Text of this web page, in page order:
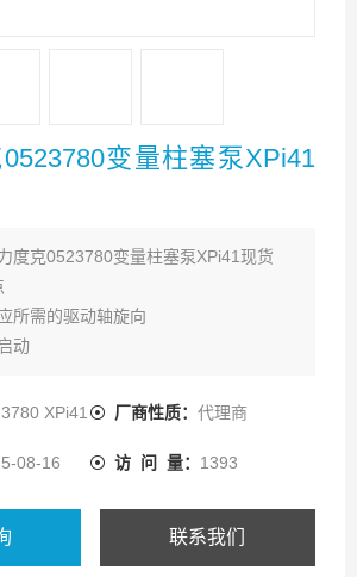
变量柱塞泵XPi41
度克0523780变量柱塞泵XPi41现货
所需的驱动轴旋向
动
XPi41 厂商性质： 代理商
08-16 访 问 量： 1393
联系我们